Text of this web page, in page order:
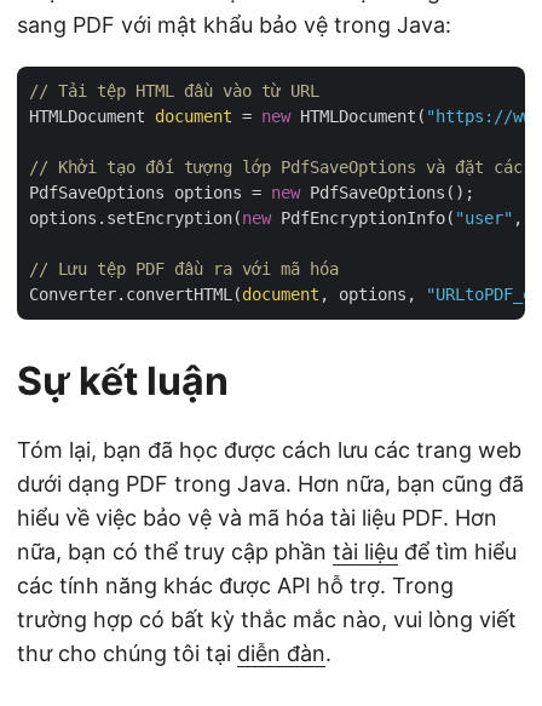
sang PDF với mật khẩu bảo vệ trong Java:
// Tải tệp HTML đầu vào từ URL
HTMLDocument document = new HTMLDocument( "https://
// Khởi tạo đối tượng lớp PdfSaveOptions và đặt các
PdfSaveOptions options = new PdfSaveOptions();
options.setEncryption(new PdfEncryptionInfo( "user" ,
// Lưu tệp PDF đầu ra với mã hóa
Converter.convertHTML(document , options,
Sự kết luận
Tóm lại, bạn đã học được cách lưu các trang web
dưới dạng PDF trong Java. Hơn nữa, bạn cũng đã
hiểu về việc bảo vệ và mã hóa tài liệu PDF. Hơn
nữa, bạn có thể truy cập phần tài liệu để tìm hiểu
các tính năng khác được API hỗ trợ. Trong
trường hợp có bất kỳ thắc mắc nào, vui lòng viết
thư cho chúng tôi tại diễn đàn.